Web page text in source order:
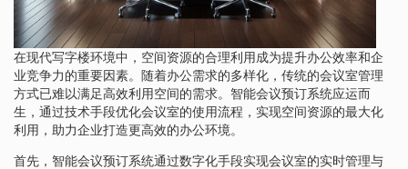
在现代写字楼环境中，空间资源的合理利用成为提升办公效率和企
业竞争力的重要因素。随着办公需求的多样化，传统的会议室管理
方式已难以满足高效利用空间的需求。智能会议预订系统应运而
生，通过技术手段优化会议室的使用流程，实现空间资源的最大化
利用，助力企业打造更高效的办公环境。
首先，智能会议预订系统通过数字化手段实现会议室的实时管理与